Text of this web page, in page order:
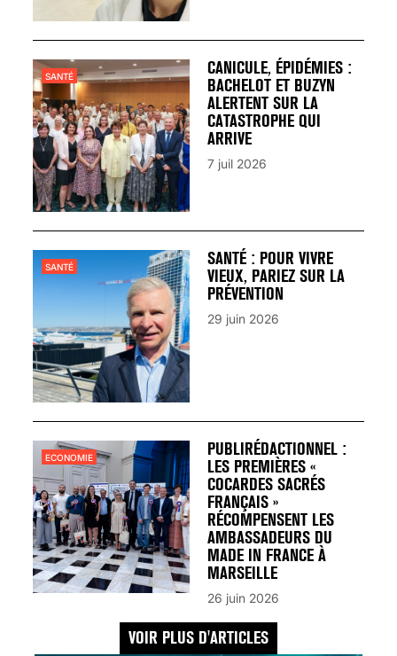
CANICULE, ÉPIDÉMIES :
BACHELOT ET BUZYN
ALERTENT SUR LA
CATASTROPHE QUI
ARRIVE
SANTÉ
7 juil 2026
SANTÉ : POUR VIVRE
VIEUX, PARIEZ SUR LA
PRÉVENTION
SANTÉ
29 juin 2026
PUBLIRÉDACTIONNEL :
LES PREMIÈRES «
COCARDES SACRÉS
FRANÇAIS »
RÉCOMPENSENT LES
AMBASSADEURS DU
MADE IN FRANCE À
MARSEILLE
ECONOMIE
26 juin 2026
VOIR PLUS D'ARTICLES
30 mai 2023
SCANNER, IRM, RADIO,
POUR TOUTES LES
MALADIES
18 juil 2022